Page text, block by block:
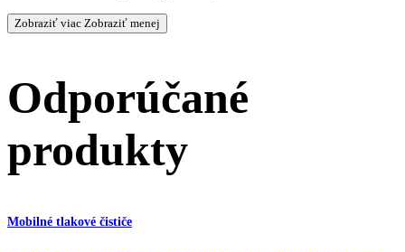
Zobraziť viac Zobraziť menej
Odporúčané
produkty
Mobilné tlakové čističe